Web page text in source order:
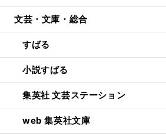
文芸・文庫・総合
すばる
小説すばる
集英社 文芸ステーション
web 集英社文庫